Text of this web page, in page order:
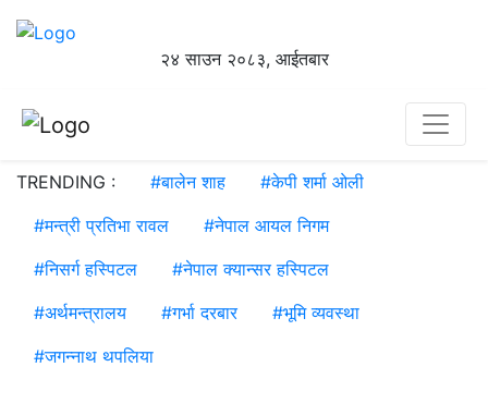
२४ साउन २०८३, आईतबार
TRENDING : #बालेन शाह #केपी शर्मा ओली
#मन्त्री प्रतिभा रावल #नेपाल आयल निगम
#निसर्ग हस्पिटल #नेपाल क्यान्सर हस्पिटल
#अर्थमन्त्रालय #गर्भा दरबार #भूमि व्यवस्था
#जगन्नाथ थपलिया